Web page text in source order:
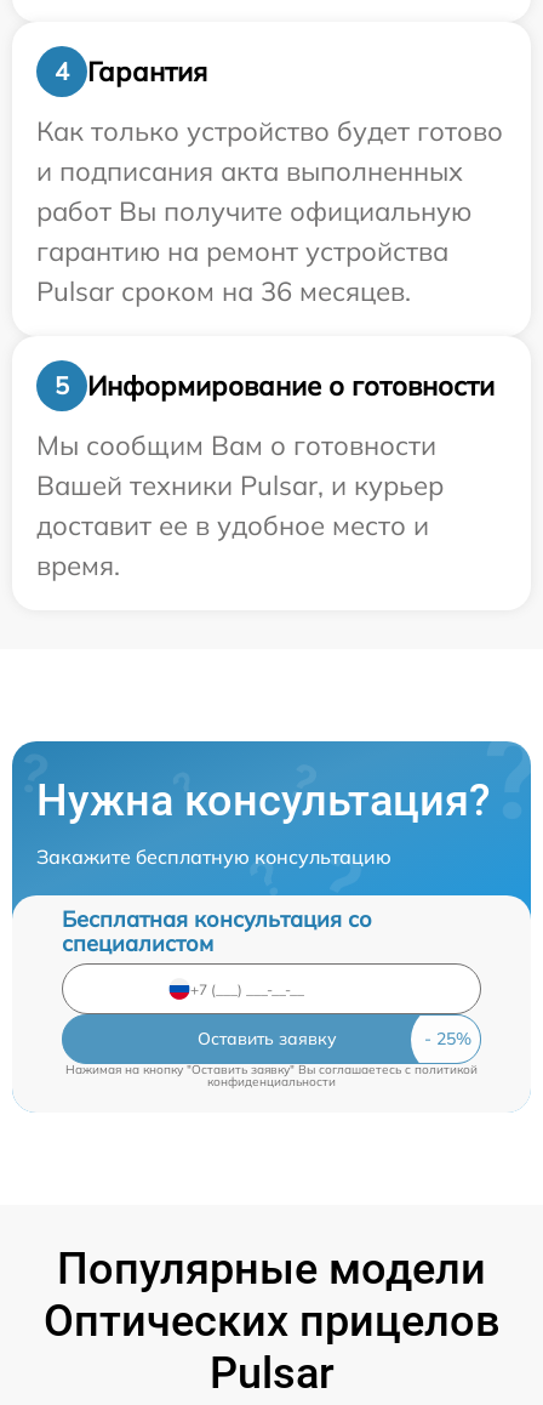
4
Гарантия
Как только устройство будет готово
и подписания акта выполненных
работ Вы получите официальную
гарантию на ремонт устройства
Pulsar сроком на 36 месяцев.
5
Информирование о готовности
Мы сообщим Вам о готовности
Вашей техники Pulsar, и курьер
доставит ее в удобное место и
время.
Нужна консультация?
Закажите бесплатную консультацию
Бесплатная консультация со
специалистом
Оставить заявку
Нажимая на кнопку "Оставить заявку" Вы соглашаетесь c политикой
конфиденциальности
Популярные модели
Оптических прицелов
Pulsar